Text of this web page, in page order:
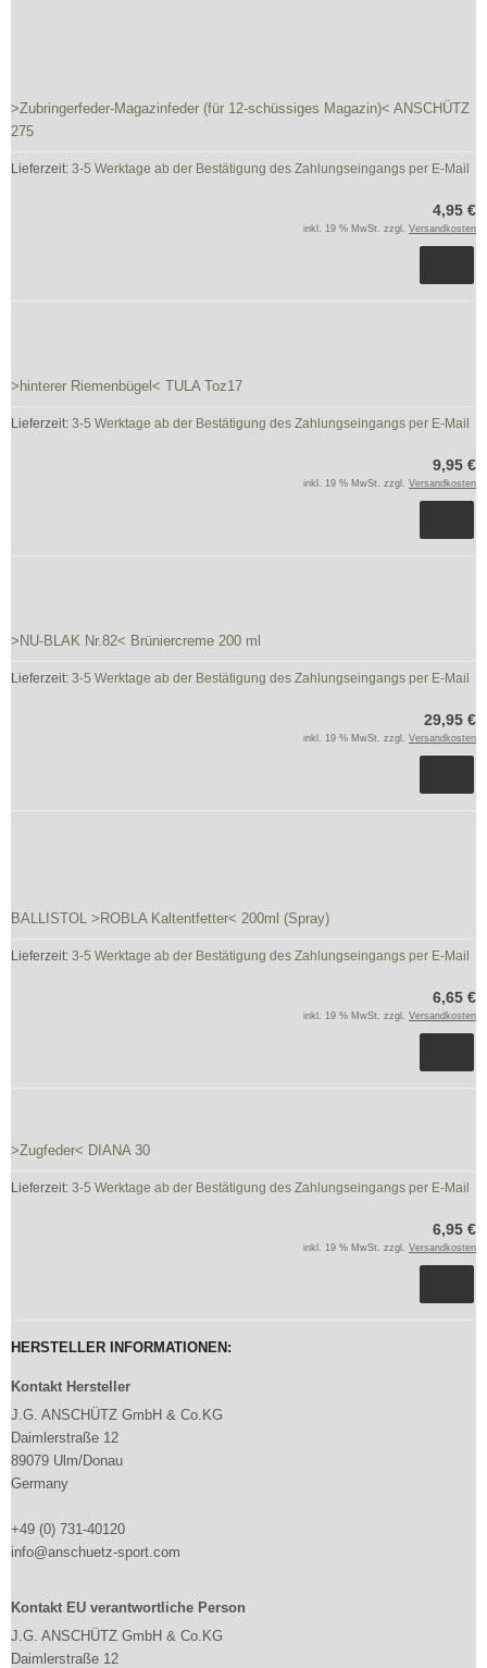
>Zubringerfeder-Magazinfeder (für 12-schüssiges Magazin)< ANSCHÜTZ
275
Lieferzeit: 3-5 Werktage ab der Bestätigung des Zahlungseingangs per E-Mail
4,95 €
inkl. 19 % MwSt. zzgl. Versandkosten
>hinterer Riemenbügel< TULA Toz17
Lieferzeit: 3-5 Werktage ab der Bestätigung des Zahlungseingangs per E-Mail
9,95 €
inkl. 19 % MwSt. zzgl. Versandkosten
>NU-BLAK Nr.82< Brüniercreme 200 ml
Lieferzeit: 3-5 Werktage ab der Bestätigung des Zahlungseingangs per E-Mail
29,95 €
inkl. 19 % MwSt. zzgl. Versandkosten
BALLISTOL >ROBLA Kaltentfetter< 200ml (Spray)
Lieferzeit: 3-5 Werktage ab der Bestätigung des Zahlungseingangs per E-Mail
6,65 €
inkl. 19 % MwSt. zzgl. Versandkosten
>Zugfeder< DIANA 30
Lieferzeit: 3-5 Werktage ab der Bestätigung des Zahlungseingangs per E-Mail
6,95 €
inkl. 19 % MwSt. zzgl. Versandkosten
HERSTELLER INFORMATIONEN:
Kontakt Hersteller
J.G. ANSCHÜTZ GmbH & Co.KG
Daimlerstraße 12
89079 Ulm/Donau
Germany
+49 (0) 731-40120
info@anschuetz-sport.com
Kontakt EU verantwortliche Person
J.G. ANSCHÜTZ GmbH & Co.KG
Daimlerstraße 12